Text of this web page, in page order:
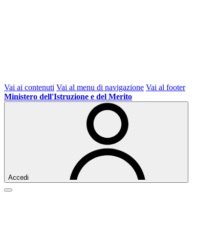
Vai ai contenuti Vai al menu di navigazione Vai al footer
Ministero dell'Istruzione e del Merito
Accedi